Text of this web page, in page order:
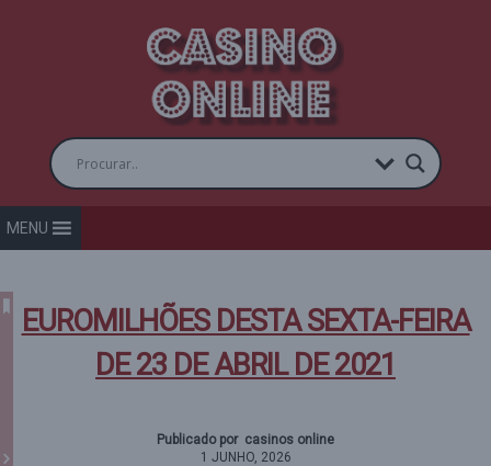
MENU
EUROMILHÕES DESTA SEXTA-FEIRA
DE 23 DE ABRIL DE 2021
Publicado por casinos online
1 JUNHO, 2026